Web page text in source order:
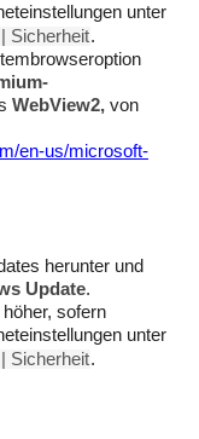
unter
Sicherheit.
WebView2, von
en-us/microsoft-
herunter und
Update.
sofern
unter
Sicherheit.